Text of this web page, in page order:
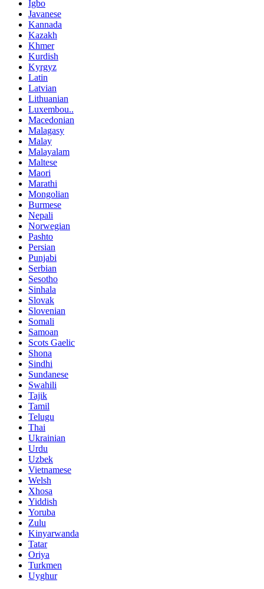
Igbo
Javanese
Kannada
Kazakh
Khmer
Kurdish
Kyrgyz
Latin
Latvian
Lithuanian
Luxembou..
Macedonian
Malagasy
Malay
Malayalam
Maltese
Maori
Marathi
Mongolian
Burmese
Nepali
Norwegian
Pashto
Persian
Punjabi
Serbian
Sesotho
Sinhala
Slovak
Slovenian
Somali
Samoan
Scots Gaelic
Shona
Sindhi
Sundanese
Swahili
Tajik
Tamil
Telugu
Thai
Ukrainian
Urdu
Uzbek
Vietnamese
Welsh
Xhosa
Yiddish
Yoruba
Zulu
Kinyarwanda
Tatar
Oriya
Turkmen
Uyghur